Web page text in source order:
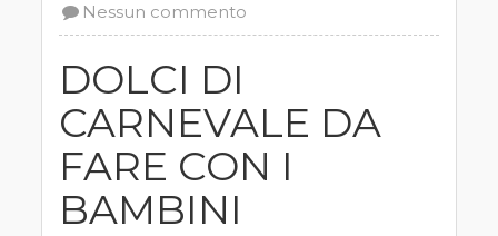
Nessun commento
DOLCI DI
CARNEVALE DA
FARE CON I
BAMBINI